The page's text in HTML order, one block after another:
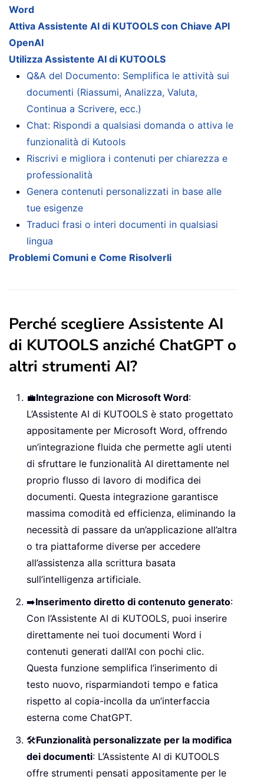
Word
Attiva Assistente AI di KUTOOLS con Chiave API
OpenAI
Utilizza Assistente AI di KUTOOLS
Q&A del Documento: Semplifica le attività sui
documenti (Riassumi, Analizza, Valuta,
Continua a Scrivere, ecc.)
Chat: Rispondi a qualsiasi domanda o attiva le
funzionalità di Kutools
Riscrivi e migliora i contenuti per chiarezza e
professionalità
Genera contenuti personalizzati in base alle
tue esigenze
Traduci frasi o interi documenti in qualsiasi
lingua
Problemi Comuni e Come Risolverli
Perché scegliere Assistente AI
di KUTOOLS anziché ChatGPT o
altri strumenti AI?
💼Integrazione con Microsoft Word:
L’Assistente AI di KUTOOLS è stato progettato
appositamente per Microsoft Word, offrendo
un’integrazione fluida che permette agli utenti
di sfruttare le funzionalità AI direttamente nel
proprio flusso di lavoro di modifica dei
documenti. Questa integrazione garantisce
massima comodità ed efficienza, eliminando la
necessità di passare da un’applicazione all’altra
o tra piattaforme diverse per accedere
all’assistenza alla scrittura basata
sull’intelligenza artificiale.
➡️Inserimento diretto di contenuto generato:
Con l’Assistente AI di KUTOOLS, puoi inserire
direttamente nei tuoi documenti Word i
contenuti generati dall’AI con pochi clic.
Questa funzione semplifica l’inserimento di
testo nuovo, risparmiandoti tempo e fatica
rispetto al copia-incolla da un’interfaccia
esterna come ChatGPT.
🛠️Funzionalità personalizzate per la modifica
dei documenti: L’Assistente AI di KUTOOLS
offre strumenti pensati appositamente per le